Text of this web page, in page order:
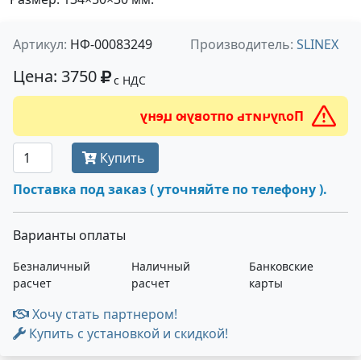
Артикул: НФ-00083249 Производитель: SLINEX
Цена: 3750 с НДС
Получить оптовую цену
Купить
Поставка под заказ ( уточняйте по телефону ).
Варианты оплаты
Безналичный
расчет
Наличный
расчет
Банковские
карты
Хочу стать партнером!
Купить с установкой и скидкой!